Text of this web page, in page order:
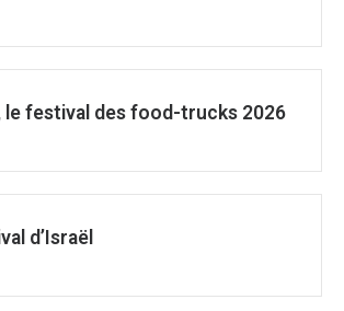
le festival des food-trucks 2026
d’Israël